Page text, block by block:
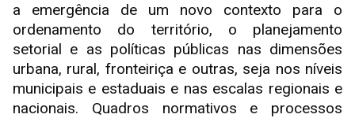
a emergência de um novo contexto para o
ordenamento do território, o planejamento
setorial e as políticas públicas nas dimensões
urbana, rural, fronteiriça e outras, seja nos níveis
municipais e estaduais e nas escalas regionais e
nacionais. Quadros normativos e processos